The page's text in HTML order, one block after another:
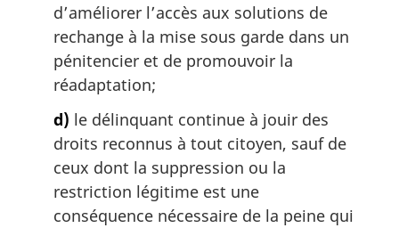
d’améliorer l’accès aux solutions de
rechange à la mise sous garde dans un
pénitencier et de promouvoir la
réadaptation;
d) le délinquant continue à jouir des
droits reconnus à tout citoyen, sauf de
ceux dont la suppression ou la
restriction légitime est une
conséquence nécessaire de la peine qui